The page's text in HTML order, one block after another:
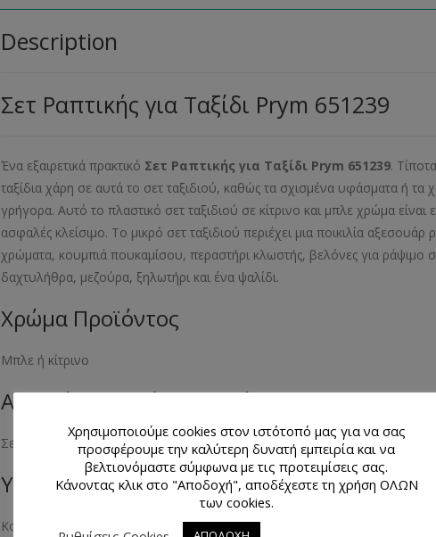
Description
Σετ Ραπτικής για Ταξίδι Prym 651239
Ένα εξαιρετικά πρακτικό Σετ Ραπτικής για Ταξίδι Prym 651239.
ταξίδια χάρη σε αυτά τo σετ ταξιδιού, καθώς τα σχισμένα υφάσματα ή
γρήγορα. Αυτό το πλαστικό σετ ταξιδιού σε κίτρινο και μπλε χρώμα είναι
ασφαλές κλείσιμο. Το μικρό σετ ταξιδιού περιέχει μια ποικιλία
χρώματα, κουμπιά πουκαμίσου, περαστήρι κλωστής, βελόνες για ράψιμο
δαχτυλήθρα, μεζούρα, ξηλωτήρι και ένα ψαλίδι.
Χρώμα Προϊόντος
Μπλε ή κίτρινο
Αριθμός Τεμαχίων Προϊόντος
Σετ των 10 προϊόντων
Υλικό Προϊόντος
Κουτί από πλαστικό
Χρησιμοποιούμε cookies στον ιστότοπό μας για να σας
προσφέρουμε την καλύτερη δυνατή εμπειρία και να
βελτιονόμαστε σύμφωνα με τις προτειμίσεις σας.
Κάνοντας κλικ στο "Αποδοχή", αποδέχεστε τη χρήση ΟΛΩΝ
των cookies.